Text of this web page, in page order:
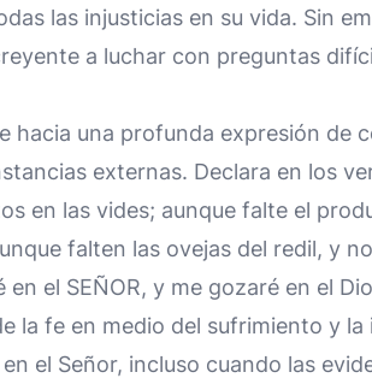
las injusticias en su vida. Sin
a luchar con preguntas
hacia una profunda expresión de
externas. Declara en los
en las vides; aunque falte el
falten las ovejas del redil, y
el SEÑOR, y me gozaré en el
la fe en medio del sufrimiento y la
el Señor, incluso cuando las